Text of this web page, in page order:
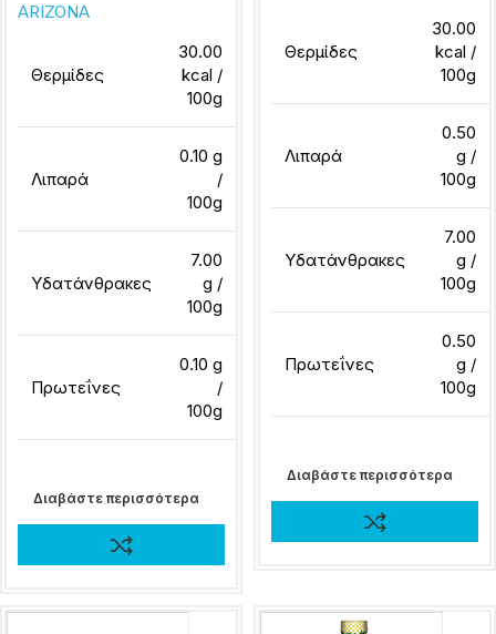
ARIZONA
Θερμίδες
30.00
kcal /
100g
Λιπαρά
0.10 g
/
100g
Υδατάνθρακες
7.00
g /
100g
Πρωτεΐνες
0.10 g
/
100g
Διαβάστε περισσότερα
Θερμίδες
30.00
kcal /
100g
Λιπαρά
0.50
g /
100g
Υδατάνθρακες
7.00
g /
100g
Πρωτεΐνες
0.50
g /
100g
Διαβάστε περισσότερα